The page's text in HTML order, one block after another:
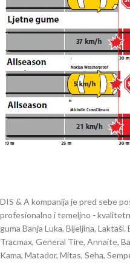
DIS & A kompanija je pred sebe
profesionalno i temeljno -
guma Banja Luka, Bijeljina,
Tracmax, General Tire, Annaite,
Kama, Matador, Mitas, Seha,